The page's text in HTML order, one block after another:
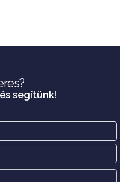
segítünk!